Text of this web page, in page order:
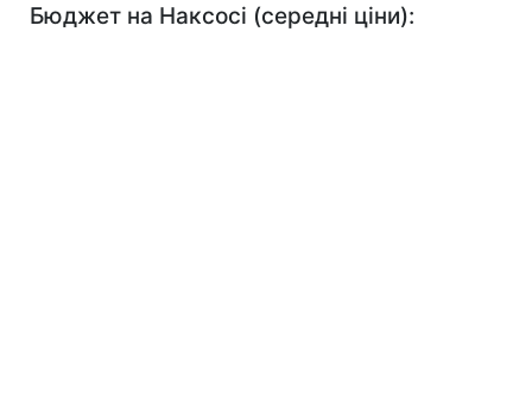
Бюджет на Наксосі (середні ціни):